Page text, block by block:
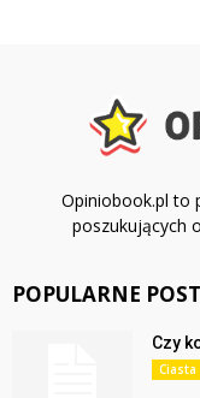
Opiniobook.pl to
poszukujących
POPULARNE
Czy
Ciasta